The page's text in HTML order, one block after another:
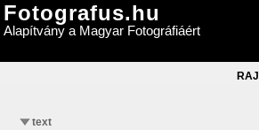
Fotografus.hu
Alapítvány a Magyar Fotográfiáért
text